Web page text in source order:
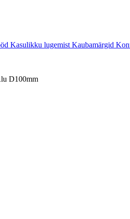
Kasulikku lugemist Kaubamärgid
D100mm